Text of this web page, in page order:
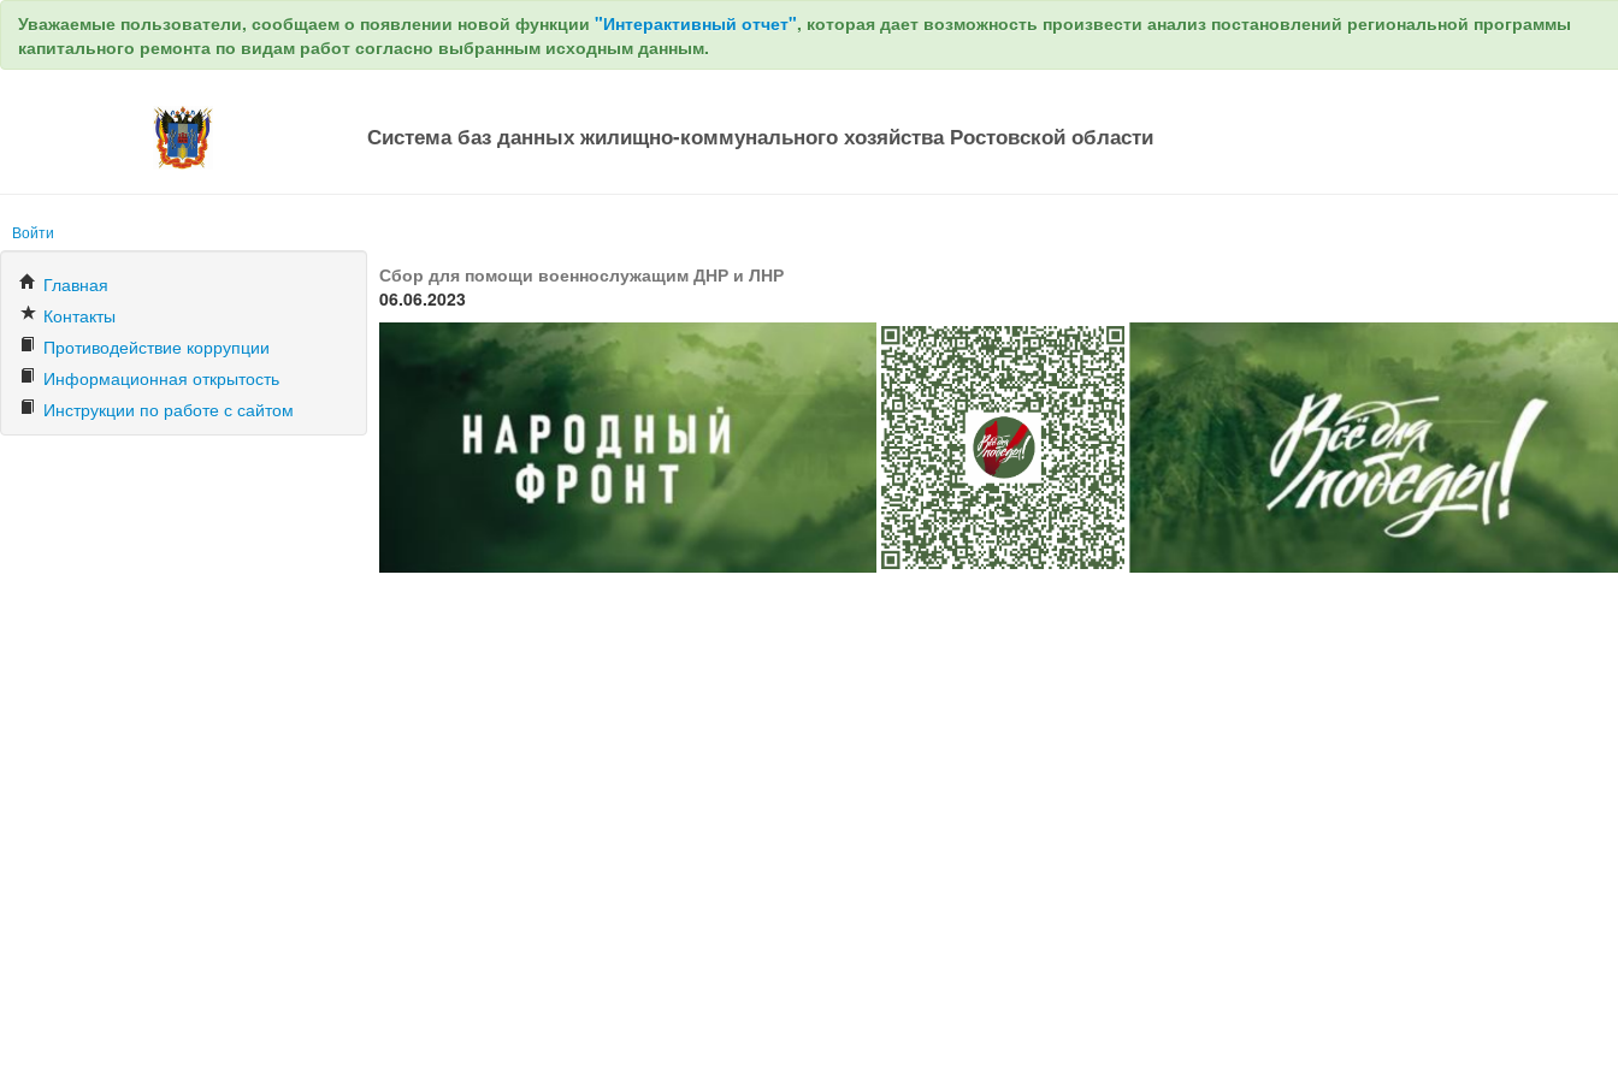
Уважаемые пользователи, сообщаем о появлении новой функции "Интерактивный отчет", которая дает возможность произвести анализ постановлений региональной программы
капитального ремонта по видам работ согласно выбранным исходным данным.
Система баз данных жилищно-коммунального хозяйства Ростовской области
Войти
Главная
Контакты
Противодействие коррупции
Информационная открытость
Инструкции по работе с сайтом
Сбор для помощи военнослужащим ДНР и ЛНР
06.06.2023